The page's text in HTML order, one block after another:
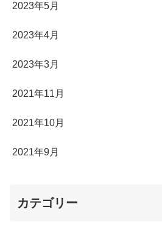
2023年5月
2023年4月
2023年3月
2021年11月
2021年10月
2021年9月
カテゴリー